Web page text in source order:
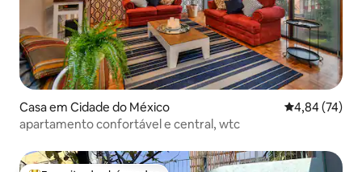
Casa em Cidade do México Classificação
4,84 (74)
apartamento confortável e central, wtc